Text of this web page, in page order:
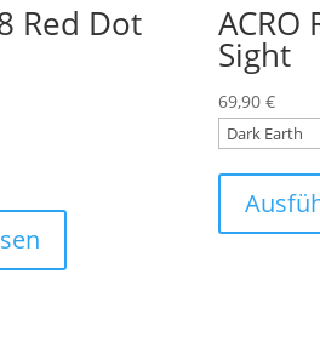
Red Dot ACRO
Sight
69,90€